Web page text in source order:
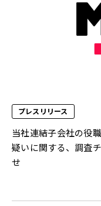
プレスリリース
当社連結子会社の役
疑いに関する、調査
せ